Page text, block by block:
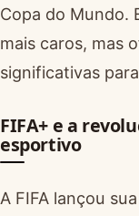
Copa do Mundo.
mais caros, mas
significativas
FIFA+ e a
esportivo
A FIFA lançou